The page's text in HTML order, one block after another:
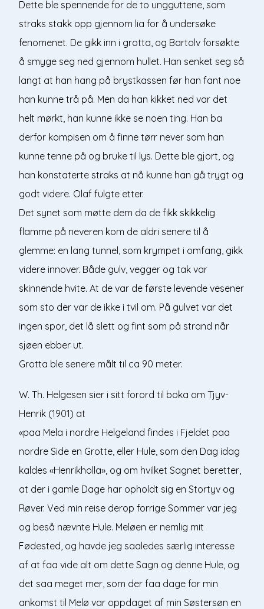
Dette ble spennende for de to ungguttene, som
straks stakk opp gjennom lia for å undersøke
fenomenet. De gikk inn i grotta, og Bartolv forsøkte
å smyge seg ned gjennom hullet. Han senket seg så
langt at han hang på brystkassen før han fant noe
han kunne trå på. Men da han kikket ned var det
helt mørkt, han kunne ikke se noen ting. Han ba
derfor kompisen om å finne tørr never som han
kunne tenne på og bruke til lys. Dette ble gjort, og
han konstaterte straks at nå kunne han gå trygt og
godt videre. Olaf fulgte etter.
Det synet som møtte dem da de fikk skikkelig
flamme på neveren kom de aldri senere til å
glemme: en lang tunnel, som krympet i omfang, gikk
videre innover. Både gulv, vegger og tak var
skinnende hvite. At de var de første levende vesener
som sto der var de ikke i tvil om. På gulvet var det
ingen spor, det lå slett og fint som på strand når
sjøen ebber ut.
Grotta ble senere målt til ca 90 meter.
W. Th. Helgesen sier i sitt forord til boka om Tjyv-
Henrik (1901) at
«paa Mela i nordre Helgeland findes i Fjeldet paa
nordre Side en Grotte, eller Hule, som den Dag idag
kaldes «Henrikholla», og om hvilket Sagnet beretter,
at der i gamle Dage har opholdt sig en Stortyv og
Røver. Ved min reise derop forrige Sommer var jeg
og beså nævnte Hule. Meløen er nemlig mit
Fødested, og havde jeg saaledes særlig interesse
af at faa vide alt om dette Sagn og denne Hule, og
det saa meget mer, som der faa dage for min
ankomst til Melø var oppdaget af min Søstersøn en